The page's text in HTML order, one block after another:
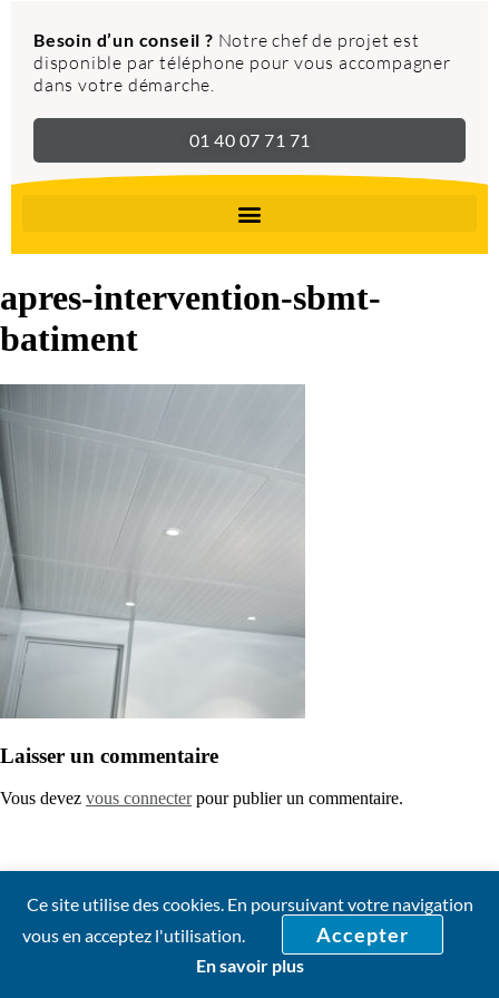
Besoin d’un conseil ? Notre chef de projet est
disponible par téléphone pour vous accompagner
dans votre démarche.
01 40 07 71 71
apres-intervention-sbmt-
batiment
Laisser un commentaire
Vous devez vous connecterpour publier un commentaire.
Ce site utilise des cookies. En poursuivant votre navigation
vous en acceptez l'utilisation.
Accepter
En savoir plus